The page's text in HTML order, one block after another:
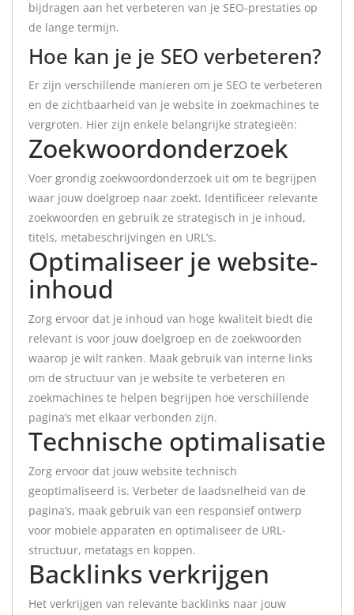
bijdragen aan het verbeteren van je SEO-prestaties op
de lange termijn.
Hoe kan je je SEO verbeteren?
Er zijn verschillende manieren om je SEO te verbeteren
en de zichtbaarheid van je website in zoekmachines te
vergroten. Hier zijn enkele belangrijke strategieën:
Zoekwoordonderzoek
Voer grondig zoekwoordonderzoek uit om te begrijpen
waar jouw doelgroep naar zoekt. Identificeer relevante
zoekwoorden en gebruik ze strategisch in je inhoud,
titels, metabeschrijvingen en URL’s.
Optimaliseer je website-
inhoud
Zorg ervoor dat je inhoud van hoge kwaliteit biedt die
relevant is voor jouw doelgroep en de zoekwoorden
waarop je wilt ranken. Maak gebruik van interne links
om de structuur van je website te verbeteren en
zoekmachines te helpen begrijpen hoe verschillende
pagina’s met elkaar verbonden zijn.
Technische optimalisatie
Zorg ervoor dat jouw website technisch
geoptimaliseerd is. Verbeter de laadsnelheid van de
pagina’s, maak gebruik van een responsief ontwerp
voor mobiele apparaten en optimaliseer de URL-
structuur, metatags en koppen.
Backlinks verkrijgen
Het verkrijgen van relevante backlinks naar jouw